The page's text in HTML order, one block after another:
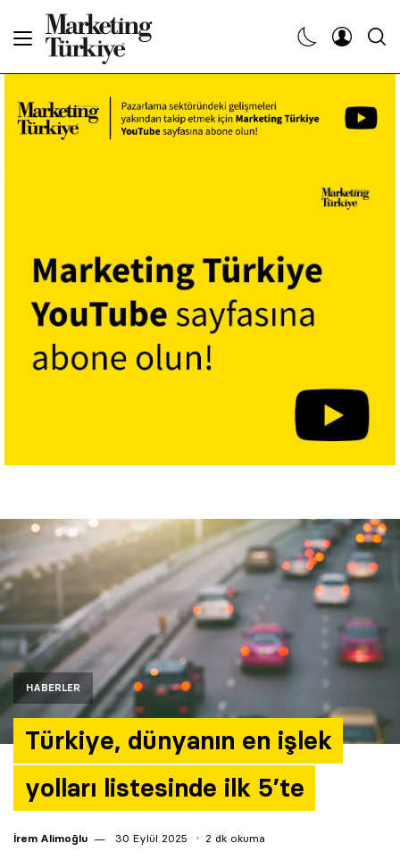
HABERLER
Türkiye, dünyanın en işlek
yolları listesinde ilk 5’te
İrem Alimoğlu 30 Eylül 2025 2 dk okuma
Haberler
Etkinlikler
Söyleşiler
Kariyer
Araştırma